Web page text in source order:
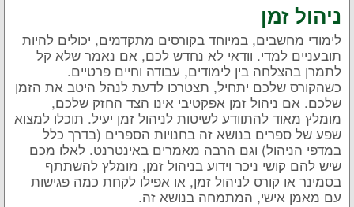
ניהול זמן
לימודי מחשבים, במיוחד בקורסים מתקדמים, יכולים להיות
תובעניים למדי. וודאי לא נחדש לכם, אם נאמר שלא קל
לתמרן בהצלחה בין לימודים, עבודה וחיים פרטיים.
כשהקורס שלכם יתחיל, תצטרכו לדעת לנהל היטב את הזמן
שלכם. אם ניהול זמן אפקטיבי אינו הצד החזק שלכם,
מומלץ מאוד להתוודע לשיטות לניהול זמן יעיל. תוכלו למצוא
שפע של ספרים בנושא זה בחנויות הספרים (בדרך כלל
במדפי הניהול) וגם הרבה מאמרים באינטרנט. לאלו מכם
שיש להם קושי ניכר וידוע בניהול זמן, מומלץ להשתתף
בסמינר או קורס לניהול זמן, או אפילו לקחת כמה פגישות
עם מאמן אישי, המתמחה בנושא זה.